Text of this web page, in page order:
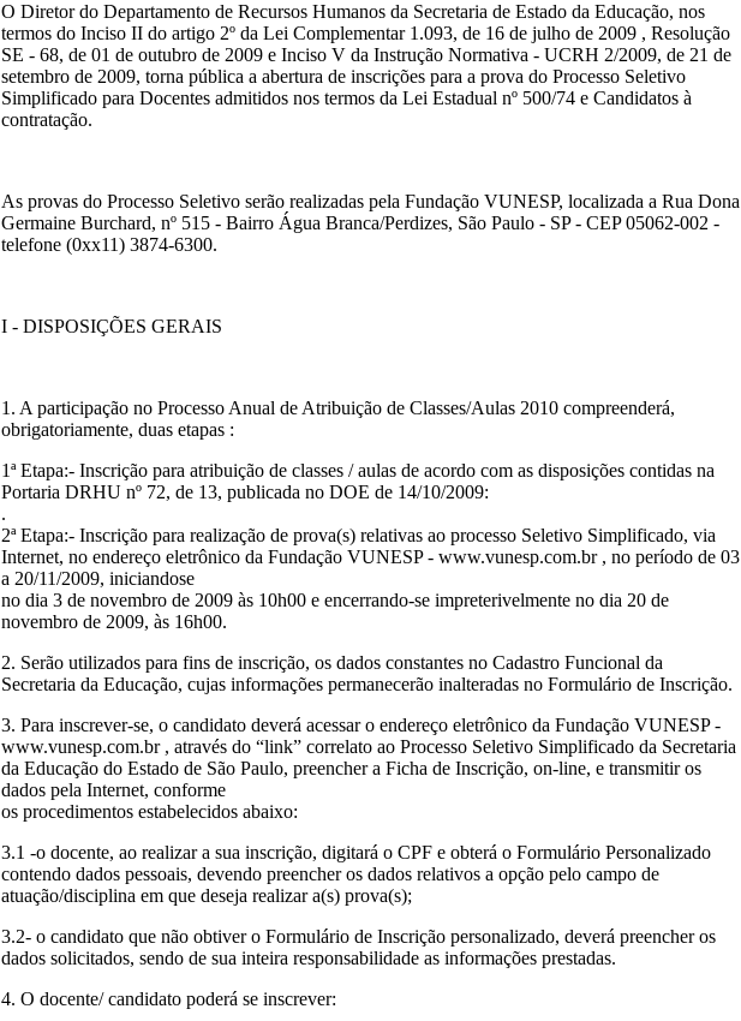
O Diretor do Departamento de Recursos Humanos da Secretaria de Estado da Educação, nos
termos do Inciso II do artigo 2º da Lei Complementar 1.093, de 16 de julho de 2009 , Resolução
SE - 68, de 01 de outubro de 2009 e Inciso V da Instrução Normativa - UCRH 2/2009, de 21 de
setembro de 2009, torna pública a abertura de inscrições para a prova do Processo Seletivo
Simplificado para Docentes admitidos nos termos da Lei Estadual nº 500/74 e Candidatos à
contratação.
As provas do Processo Seletivo serão realizadas pela Fundação VUNESP, localizada a Rua Dona
Germaine Burchard, nº 515 - Bairro Água Branca/Perdizes, São Paulo - SP - CEP 05062-002 -
telefone (0xx11) 3874-6300.
I - DISPOSIÇÕES GERAIS
1. A participação no Processo Anual de Atribuição de Classes/Aulas 2010 compreenderá,
obrigatoriamente, duas etapas :
1ª Etapa:- Inscrição para atribuição de classes / aulas de acordo com as disposições contidas na
Portaria DRHU nº 72, de 13, publicada no DOE de 14/10/2009:
.
2ª Etapa:- Inscrição para realização de prova(s) relativas ao processo Seletivo Simplificado, via
Internet, no endereço eletrônico da Fundação VUNESP - www.vunesp.com.br , no período de 03
a 20/11/2009, iniciandose
no dia 3 de novembro de 2009 às 10h00 e encerrando-se impreterivelmente no dia 20 de
novembro de 2009, às 16h00.
2. Serão utilizados para fins de inscrição, os dados constantes no Cadastro Funcional da
Secretaria da Educação, cujas informações permanecerão inalteradas no Formulário de Inscrição.
3. Para inscrever-se, o candidato deverá acessar o endereço eletrônico da Fundação VUNESP -
www.vunesp.com.br , através do “link” correlato ao Processo Seletivo Simplificado da Secretaria
da Educação do Estado de São Paulo, preencher a Ficha de Inscrição, on-line, e transmitir os
dados pela Internet, conforme
os procedimentos estabelecidos abaixo:
3.1 -o docente, ao realizar a sua inscrição, digitará o CPF e obterá o Formulário Personalizado
contendo dados pessoais, devendo preencher os dados relativos a opção pelo campo de
atuação/disciplina em que deseja realizar a(s) prova(s);
3.2- o candidato que não obtiver o Formulário de Inscrição personalizado, deverá preencher os
dados solicitados, sendo de sua inteira responsabilidade as informações prestadas.
4. O docente/ candidato poderá se inscrever: